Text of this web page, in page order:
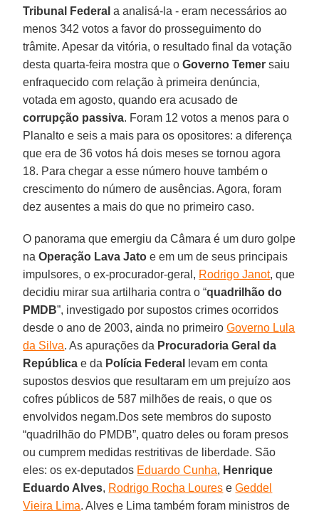
Tribunal Federal a analisá-la - eram necessários ao
menos 342 votos a favor do prosseguimento do
trâmite. Apesar da vitória, o resultado final da votação
desta quarta-feira mostra que oGoverno Temer saiu
enfraquecido com relação à primeira denúncia,
votada em agosto, quando era acusado de
corrupção passiva. Foram 12 votos a menos para o
Planalto e seis a mais para os opositores: a diferença
que era de 36 votos há dois meses se tornou agora
18. Para chegar a esse número houve também o
crescimento do número de ausências. Agora, foram
dez ausentes a mais do que no primeiro caso.
O panorama que emergiu da Câmara é um duro golpe
naOperação Lava Jato e em um de seus principais
impulsores, o ex-procurador-geral, Rodrigo Janot, que
decidiu mirar sua artilharia contra o “quadrilhão do
PMDB”, investigado por supostos crimes ocorridos
desde o ano de 2003, ainda no primeiroGoverno Lula
da Silva. As apurações da Procuradoria Geral da
República e da Polícia Federal
levam em conta
supostos desvios que resultaram em um prejuízo aos
cofres públicos de 587 milhões de reais, o que os
envolvidos negam.Dos sete membros do suposto
“quadrilhão do PMDB”, quatro deles ou foram presos
ou cumprem medidas restritivas de liberdade. São
eles: os ex-deputados Eduardo Cunha, Henrique
Eduardo Alves, Rodrigo Rocha Loures eGeddel
Vieira Lima. Alves e Lima também foram ministros de